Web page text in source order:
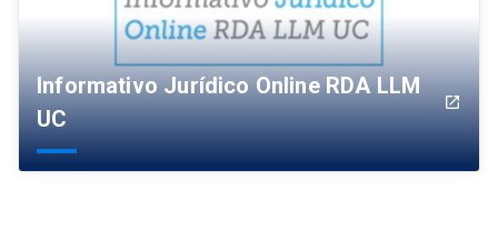
Informativo Jurídico Online RDA LLM
UC
launch